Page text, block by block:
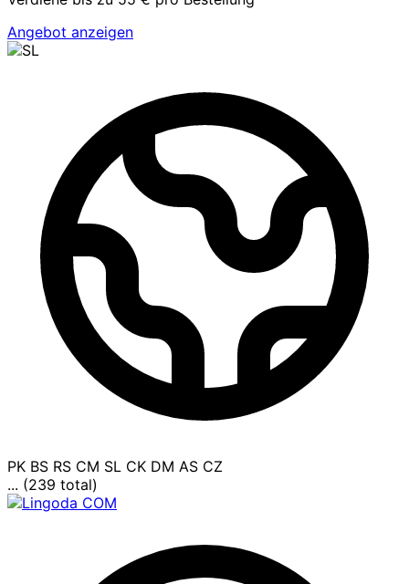
Angebot anzeigen
PK BS RS CM SL CK DM AS CZ
... (239 total)